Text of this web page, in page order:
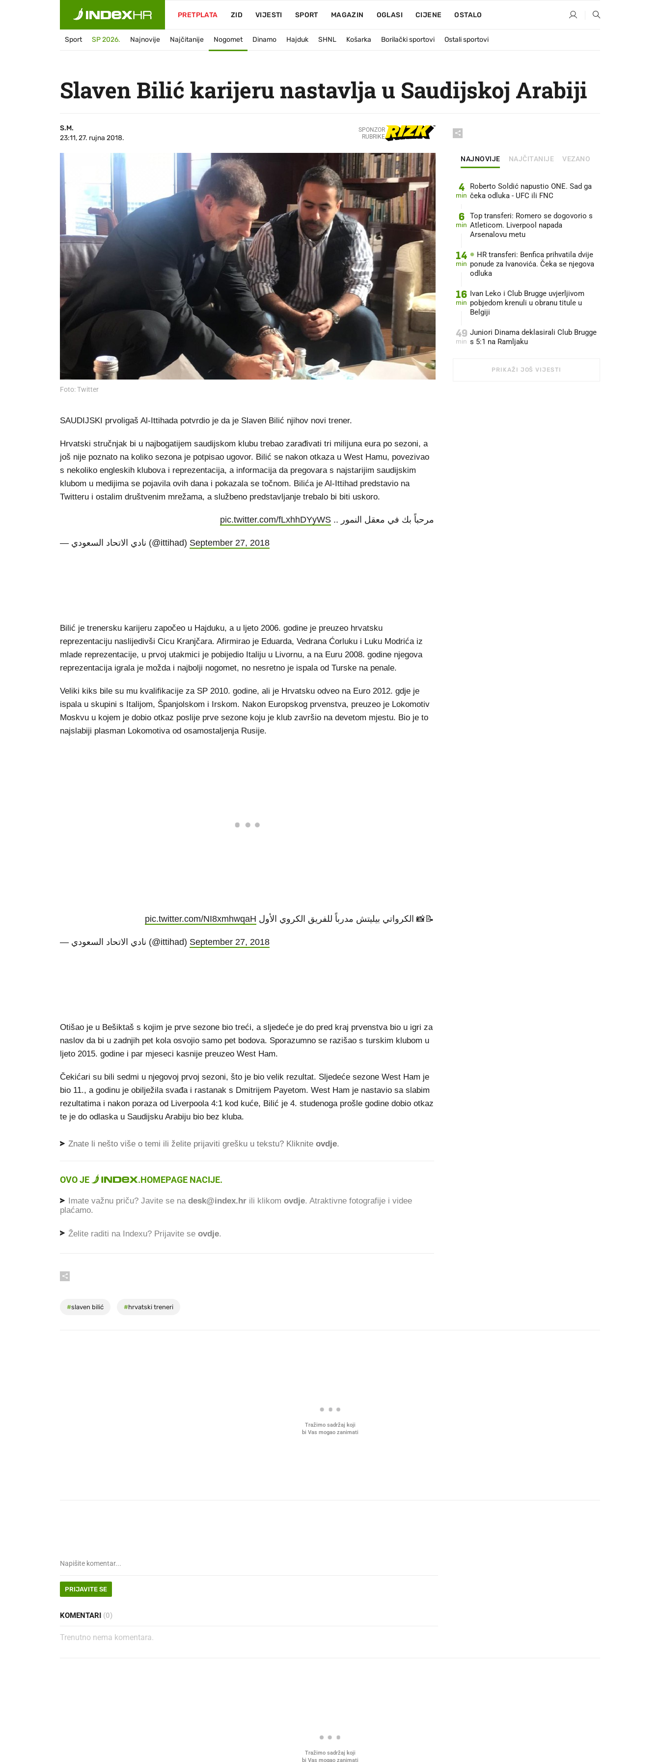
PRETPLATA ZID VIJESTI SPORT MAGAZIN OGLASI CIJENE OSTALO
Sport SP 2026. Najnovije Najčitanije Nogomet Dinamo Hajduk SHNL Košarka Borilački sportovi Ostali sportovi
Slaven Bilić karijeru nastavlja u Saudijskoj Arabiji
S.M.
23:11, 27. rujna 2018.
SPONZOR
RUBRIKE
Foto: Twitter
SAUDIJSKI prvoligaš Al-Ittihada potvrdio je da je Slaven Bilić njihov novi trener.
Hrvatski stručnjak bi u najbogatijem saudijskom klubu trebao zarađivati tri milijuna eura po sezoni, a
još nije poznato na koliko sezona je potpisao ugovor. Bilić se nakon otkaza u West Hamu, povezivao
s nekoliko engleskih klubova i reprezentacija, a informacija da pregovara s najstarijim saudijskim
klubom u medijima se pojavila ovih dana i pokazala se točnom. Bilića je Al-Ittihad predstavio na
Twitteru i ostalim društvenim mrežama, a službeno predstavljanje trebalo bi biti uskoro.
مرحباً بك في معقل النمور .. pic.twitter.com/fLxhhDYyWS
— نادي الاتحاد السعودي (@ittihad) September 27, 2018
Bilić je trenersku karijeru započeo u Hajduku, a u ljeto 2006. godine je preuzeo hrvatsku
reprezentaciju naslijedivši Cicu Kranjčara. Afirmirao je Eduarda, Vedrana Ćorluku i Luku Modrića iz
mlade reprezentacije, u prvoj utakmici je pobijedio Italiju u Livornu, a na Euru 2008. godine njegova
reprezentacija igrala je možda i najbolji nogomet, no nesretno je ispala od Turske na penale.
Veliki kiks bile su mu kvalifikacije za SP 2010. godine, ali je Hrvatsku odveo na Euro 2012. gdje je
ispala u skupini s Italijom, Španjolskom i Irskom. Nakon Europskog prvenstva, preuzeo je Lokomotiv
Moskvu u kojem je dobio otkaz poslije prve sezone koju je klub završio na devetom mjestu. Bio je to
najslabiji plasman Lokomotiva od osamostaljenja Rusije.
📝📸 الكرواتي بيليتش مدرباً للفريق الكروي الأول pic.twitter.com/NI8xmhwqaH
— نادي الاتحاد السعودي (@ittihad) September 27, 2018
Otišao je u Bešiktaš s kojim je prve sezone bio treći, a sljedeće je do pred kraj prvenstva bio u igri za
naslov da bi u zadnjih pet kola osvojio samo pet bodova. Sporazumno se razišao s turskim klubom u
ljeto 2015. godine i par mjeseci kasnije preuzeo West Ham.
Čekićari su bili sedmi u njegovoj prvoj sezoni, što je bio velik rezultat. Sljedeće sezone West Ham je
bio 11., a godinu je obilježila svađa i rastanak s Dmitrijem Payetom. West Ham je nastavio sa slabim
rezultatima i nakon poraza od Liverpoola 4:1 kod kuće, Bilić je 4. studenoga prošle godine dobio otkaz
te je do odlaska u Saudijsku Arabiju bio bez kluba.
Znate li nešto više o temi ili želite prijaviti grešku u tekstu? Kliknite ovdje.
OVO JE .HOMEPAGE NACIJE.
Imate važnu priču? Javite se na desk@index.hr ili klikom ovdje. Atraktivne fotografije i videe
plaćamo.
Želite raditi na Indexu? Prijavite se ovdje.
#slaven bilić #hrvatski treneri
NAJNOVIJE NAJČITANIJE VEZANO
4
min
Roberto Soldić napustio ONE. Sad ga
čeka odluka - UFC ili FNC
6
min
Top transferi: Romero se dogovorio s
Atleticom. Liverpool napada
Arsenalovu metu
14
min
HR transferi: Benfica prihvatila dvije
ponude za Ivanovića. Čeka se njegova
odluka
16
min
Ivan Leko i Club Brugge uvjerljivom
pobjedom krenuli u obranu titule u
Belgiji
49
min
Juniori Dinama deklasirali Club Brugge
s 5:1 na Ramljaku
PRIKAŽI JOŠ VIJESTI
Tražimo sadržaj koji
bi Vas mogao zanimati
PRIJAVITE SE
KOMENTARI (0)
Trenutno nema komentara.
Tražimo sadržaj koji
bi Vas mogao zanimati